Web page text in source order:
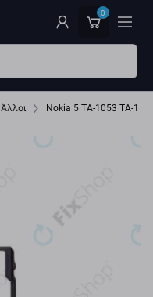
0
Άλλοι Nokia 5 TA-1053 TA-